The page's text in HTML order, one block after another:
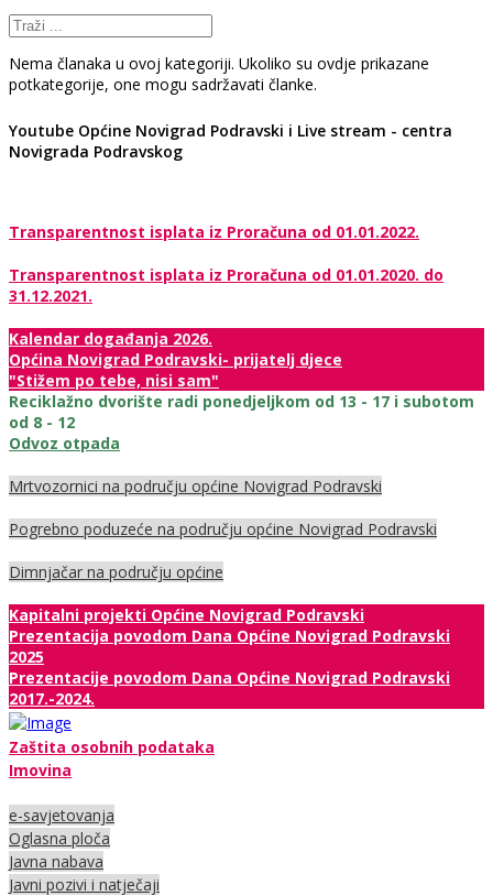
Nema članaka u ovoj kategoriji. Ukoliko su ovdje prikazane
potkategorije, one mogu sadržavati članke.
Youtube Općine Novigrad Podravski i Live stream - centra
Novigrada Podravskog
Transparentnost isplata iz Proračuna od 01.01.2022.
Transparentnost isplata iz Proračuna od 01.01.2020. do
31.12.2021.
Kalendar događanja 2026.
Općina Novigrad Podravski- prijatelj djece
"Stižem po tebe, nisi sam"
Reciklažno dvorište radi ponedjeljkom od 13 - 17 i subotom
od 8 - 12
Odvoz otpada
Mrtvozornici na području općine Novigrad Podravski
Pogrebno poduzeće na području općine Novigrad Podravski
Dimnjačar na području općine
Kapitalni projekti Općine Novigrad Podravski
Prezentacija povodom Dana Općine Novigrad Podravski
2025
Prezentacije povodom Dana Općine Novigrad Podravski
2017.-2024.
Zaštita osobnih podataka
Imovina
e-savjetovanja
Oglasna ploča
Javna nabava
Javni pozivi i natječaji